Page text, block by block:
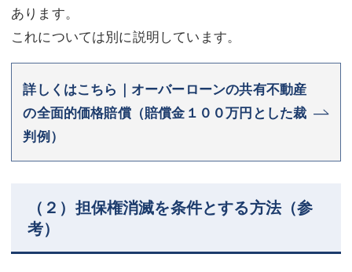
あります。
これについては別に説明しています。
詳しくはこちら｜オーバーローンの共有不動産
の全面的価格賠償（賠償金１００万円とした裁
判例）
（２）担保権消滅を条件とする方法（参
考）